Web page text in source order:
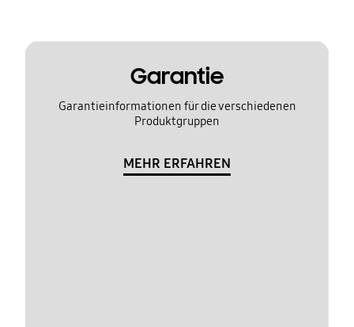
Garantie
Garantieinformationen für die verschiedenen
Produktgruppen
MEHR ERFAHREN